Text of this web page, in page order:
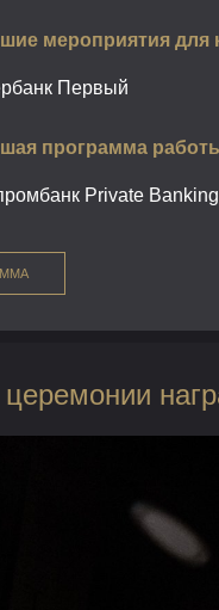
мероприятия для
Первый
программа
Private Banking